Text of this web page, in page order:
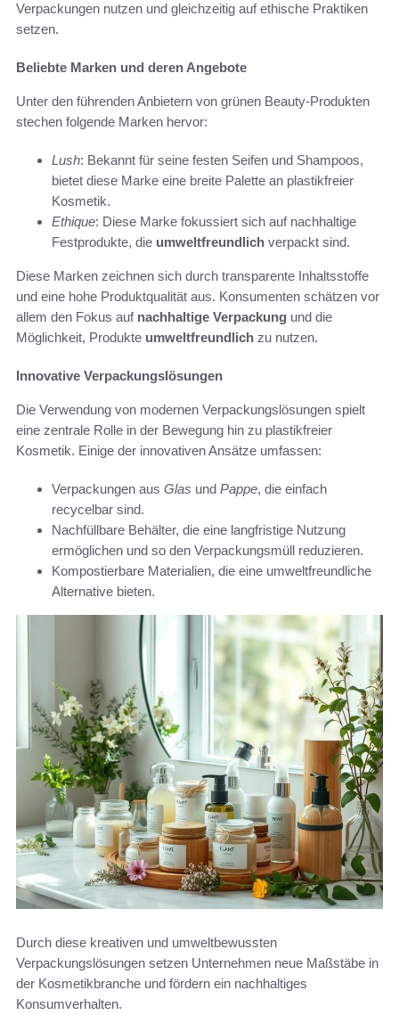
Verpackungen nutzen und gleichzeitig auf ethische Praktiken
setzen.
Beliebte Marken und deren Angebote
Unter den führenden Anbietern von grünen Beauty-Produkten
stechen folgende Marken hervor:
Lush: Bekannt für seine festen Seifen und Shampoos,
bietet diese Marke eine breite Palette an plastikfreier
Kosmetik.
Ethique: Diese Marke fokussiert sich auf nachhaltige
Festprodukte, die umweltfreundlich verpackt sind.
Diese Marken zeichnen sich durch transparente Inhaltsstoffe
und eine hohe Produktqualität aus. Konsumenten schätzen vor
allem den Fokus auf nachhaltige Verpackung und die
Möglichkeit, Produkte umweltfreundlich zu nutzen.
Innovative Verpackungslösungen
Die Verwendung von modernen Verpackungslösungen spielt
eine zentrale Rolle in der Bewegung hin zu plastikfreier
Kosmetik. Einige der innovativen Ansätze umfassen:
Verpackungen aus Glas und Pappe, die einfach
recycelbar sind.
Nachfüllbare Behälter, die eine langfristige Nutzung
ermöglichen und so den Verpackungsmüll reduzieren.
Kompostierbare Materialien, die eine umweltfreundliche
Alternative bieten.
Durch diese kreativen und umweltbewussten
Verpackungslösungen setzen Unternehmen neue Maßstäbe in
der Kosmetikbranche und fördern ein nachhaltiges
Konsumverhalten.